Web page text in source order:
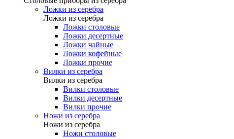
Ложки из серебра
Ложки из серебра
Ложки столовые
Ложки десертные
Ложки чайные
Ложки кофейные
Ложки прочие
Вилки из серебра
Вилки из серебра
Вилки столовые
Вилки десертные
Вилки прочие
Ножи из серебра
Ножи из серебра
Ножи столовые